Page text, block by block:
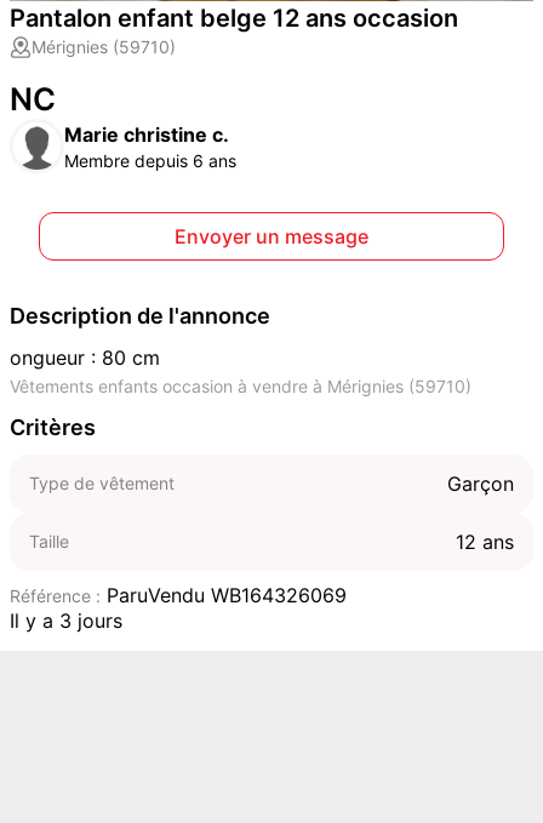
Pantalon enfant belge 12 ans occasion
Mérignies (59710)
NC
Marie christine c.
Membre depuis 6 ans
Envoyer un message
Description de l'annonce
ongueur : 80 cm
Vêtements enfants occasion à vendre à Mérignies (59710)
Critères
Type de vêtement Garçon
Taille 12 ans
Référence : ParuVendu WB164326069
Il y a 3 jours